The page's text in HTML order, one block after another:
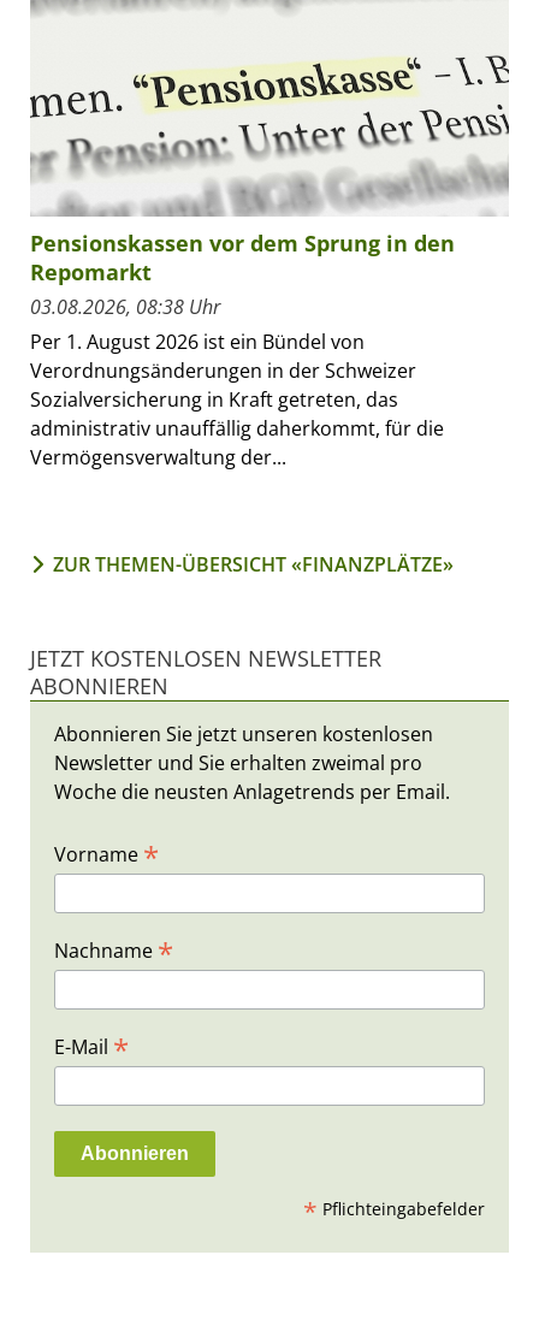
Pensionskassen vor dem Sprung in den
Repomarkt
03.08.2026, 08:38 Uhr
Per 1. August 2026 ist ein Bündel von
Verordnungsänderungen in der Schweizer
Sozialversicherung in Kraft getreten, das
administrativ unauffällig daherkommt, für die
Vermögensverwaltung der...
ZUR THEMEN-ÜBERSICHT «FINANZPLÄTZE»
JETZT KOSTENLOSEN NEWSLETTER
ABONNIEREN
Abonnieren Sie jetzt unseren kostenlosen
Newsletter und Sie erhalten zweimal pro
Woche die neusten Anlagetrends per Email.
Vorname *
Nachname *
E-Mail *
* Pflichteingabefelder